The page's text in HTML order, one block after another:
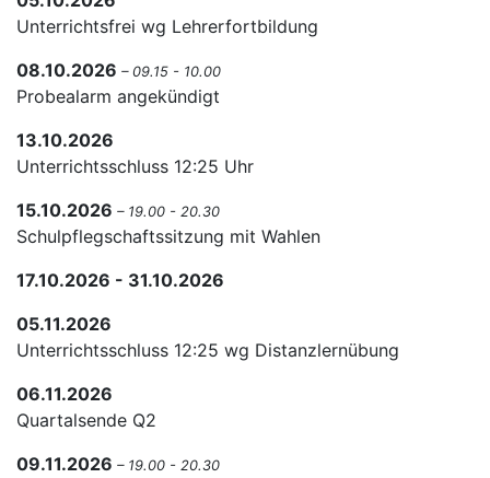
Unterrichtsfrei wg Lehrerfortbildung
08.10.2026 – 09.15 - 10.00
Probealarm angekündigt
13.10.2026
Unterrichtsschluss 12:25 Uhr
15.10.2026 – 19.00 - 20.30
Schulpflegschaftssitzung mit Wahlen
17.10.2026 - 31.10.2026
05.11.2026
Unterrichtsschluss 12:25 wg Distanzlernübung
06.11.2026
Quartalsende Q2
09.11.2026 – 19.00 - 20.30